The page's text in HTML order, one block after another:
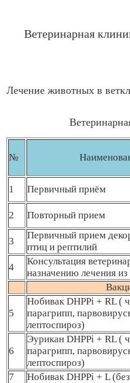
Ветеринарная
Лечение животных в
№
1
Первичный приём
2 Повторный прием
3
Первичный прием
птиц и рептилий
4
Консультация
назначению лечения
5
Нобивак DHPPi + RL (
парагрипп,
лептоспироз)
6
Эурикан DHPPi + RL (
парагрипп,
лептоспироз)
7 Нобивак DHPPi + L